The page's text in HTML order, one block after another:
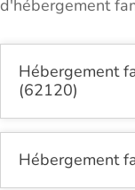
d'hébergement
Hébergement
(62120)
Hébergement